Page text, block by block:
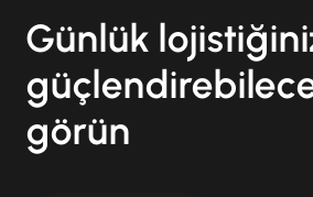
Günlük
görün